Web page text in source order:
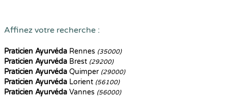
Affinez votre recherche :
Praticien Ayurvéda Rennes (35000)
Praticien Ayurvéda Brest (29200)
Praticien Ayurvéda Quimper (29000)
Praticien Ayurvéda Lorient (56100)
Praticien Ayurvéda Vannes (56000)